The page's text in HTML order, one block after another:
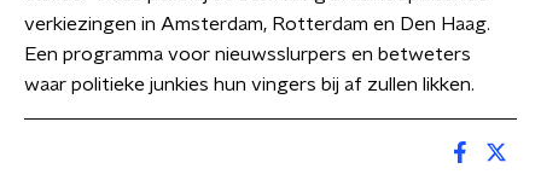
verkiezingen in Amsterdam, Rotterdam en Den Haag.
Een programma voor nieuwsslurpers en betweters
waar politieke junkies hun vingers bij af zullen likken.